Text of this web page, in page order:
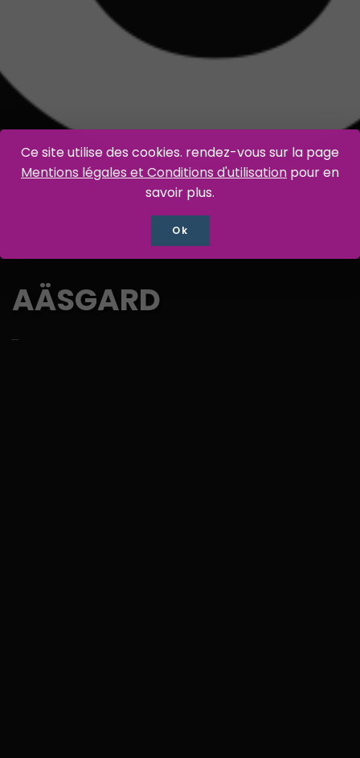
AÄSGARD
-
Ce site utilise des cookies. rendez-vous sur la page
Mentions légales et Conditions d'utilisation pour en
savoir plus.
Ok